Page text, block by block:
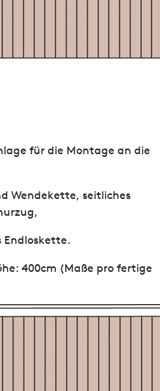
für die Montage an die
Wendekette, seitliches
Endloskette.
400cm (Maße pro fertige